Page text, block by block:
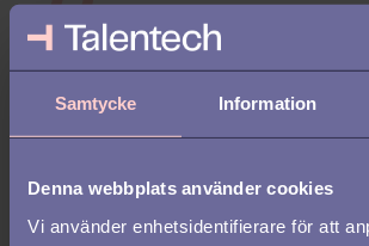
Samtycke Information
Denna webbplats använder cookies
Vi använder enhetsidentifierare för att
tryckt media och det kan
bygga ert